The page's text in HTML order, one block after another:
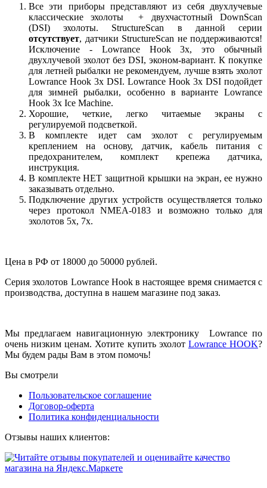
Все эти приборы представляют из себя двухлучевые
классические эхолоты + двухчастотный DownScan
(DSI) эхолоты. StructureScan в данной серии
отсутствует, датчики StructureScan не поддерживаются!
Исключение - Lowrance Hook 3x, это обычный
двухлучевой эхолот без DSI, эконом-вариант. К покупке
для летней рыбалки не рекомендуем, лучше взять эхолот
Lowrance Hook 3x DSI. Lowrance Hook 3x DSI подойдет
для зимней рыбалки, особенно в варианте Lowrance
Hook 3x Ice Machine.
Хорошие, четкие, легко читаемые экраны с
регулируемой подсветкой.
В комплекте идет сам эхолот с регулируемым
креплением на основу, датчик, кабель питания с
предохранителем, комплект крепежа датчика,
инструкция.
В комплекте НЕТ защитной крышки на экран, ее нужно
заказывать отдельно.
Подключение других устройств осуществляется только
через протокол NMEA-0183 и возможно только для
эхолотов 5x, 7x.
Цена в РФ от 18000 до 50000 рублей.
Серия эхолотов Lowrance Hook в настоящее время снимается с
производства, доступна в нашем магазине под заказ.
Мы предлагаем навигационную электронику Lowrance по
очень низким ценам. Хотите купить эхолот Lowrance HOOK?
Мы будем рады Вам в этом помочь!
Вы смотрели
Пользовательское соглашение
Договор-оферта
Политика конфиденциальности
Отзывы наших клиентов: